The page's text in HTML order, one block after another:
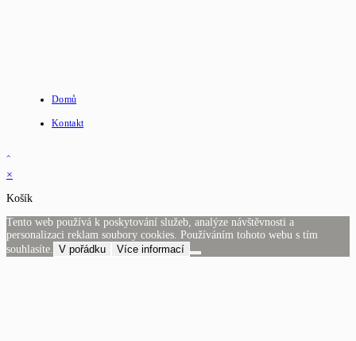
Domů
Kontakt
×
Košík
Tento web používá k poskytování služeb, analýze návštěvnosti a
personalizaci reklam soubory cookies. Používáním tohoto webu s tím
souhlasíte. V pořádku Více informací